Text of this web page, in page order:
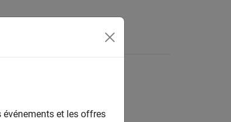
et les offres